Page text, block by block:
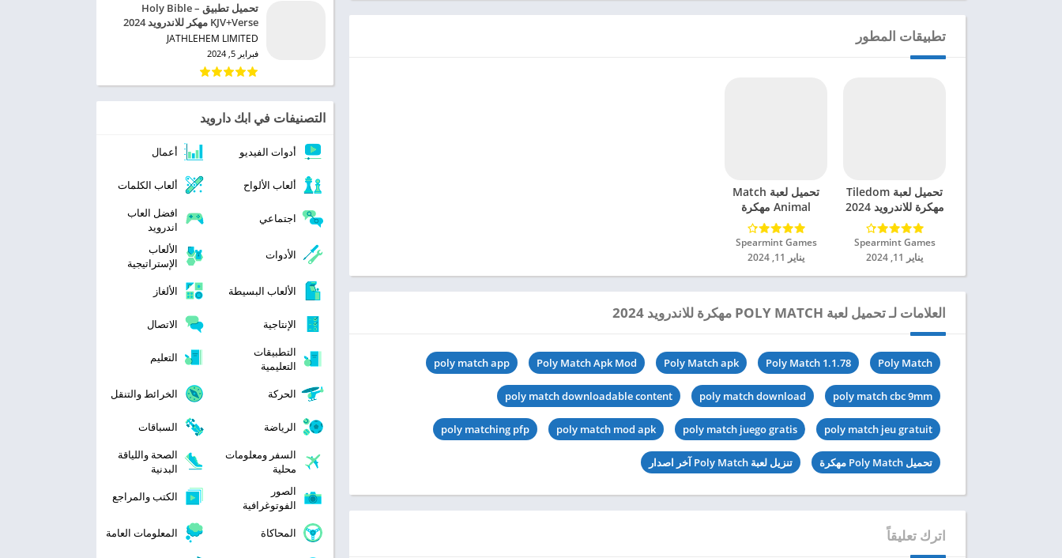
تطبيقات المطور
تحميل لعبة Tiledom
مهكرة للاندرويد 2024
Spearmint Games‏
يناير 11, 2024
تحميل لعبة Match
Animal مهكرة
للاندرويد 2024
Spearmint Games‏
يناير 11, 2024
العلامات لـ تحميل لعبة POLY MATCH مهكرة للاندرويد 2024
Poly Match
Poly Match 1.1.78
Poly Match apk
Poly Match Apk Mod
poly match app
poly match cbc 9mm
poly match download
poly match downloadable content
poly match jeu gratuit
poly match juego gratis
poly match mod apk
poly matching pfp
تحميل Poly Match مهكرة تنزيل لعبة Poly Match آخر اصدار
اترك تعليقاً
تحميل تطبيق Holy Bible –
KJV+Verse مهكر للاندرويد 2024
JATHLEHEM LIMITED‏
فبراير 5, 2024
التصنيفات في ابك دارويد
أدوات الفيديو أعمال
ألعاب الألواح ألعاب الكلمات
اجتماعي
افضل العاب
اندرويد
الأدوات
الألعاب
الإستراتيجية
الألعاب البسيطة
الألغاز
الإنتاجية
الاتصال
التطبيقات
التعليمية
التعليم
الحركة الخرائط والتنقل
الرياضة
السباقات
السفر ومعلومات
محلية
الصحة واللياقة
البدنية
الصور
الفوتوغرافية
الكتب والمراجع
المحاكاة المعلومات العامة